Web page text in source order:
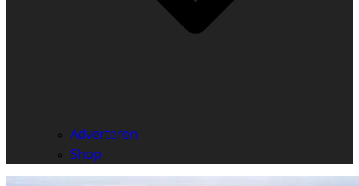
Adverteren
Shop